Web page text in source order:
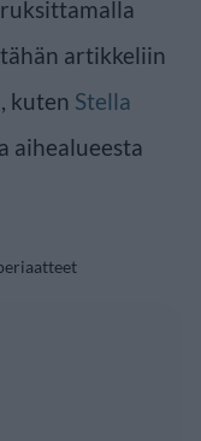
artikkeliin
kuten Stella
aihealueesta